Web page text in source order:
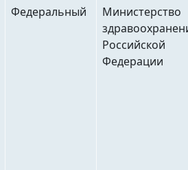
Федеральный
Министерство
Российской
Федерации